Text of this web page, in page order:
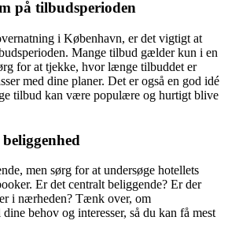
på tilbudsperioden
i København, er det vigtigt at
Mange tilbud gælder kun i en
for at tjekke, hvor længe tilbuddet er
med dine planer. Det er også en god idé
tilbud kan være populære og hurtigt blive
men sørg for at undersøge hotellets
Er det centralt beliggende? Er der
i nærheden? Tænk over, om
behov og interesser, så du kan få mest